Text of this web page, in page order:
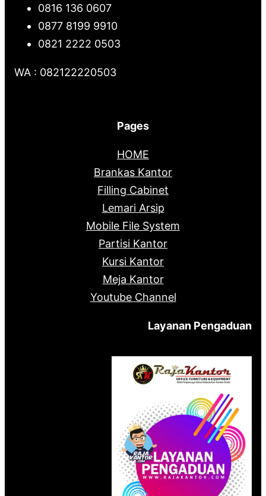
0816 136 0607
0877 8199 9910
0821 2222 0503
WA : 082122220503
Pages
HOME
Brankas Kantor
Filling Cabinet
Lemari Arsip
Mobile File System
Partisi Kantor
Kursi Kantor
Meja Kantor
Youtube Channel
Layanan Pengaduan